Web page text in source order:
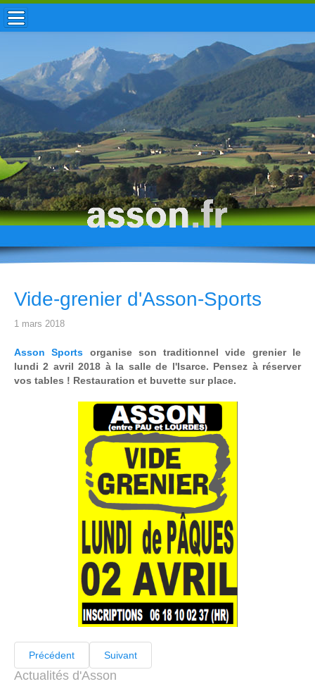
ACCUEIL / INFOS
MUNICIPALITÉ
VIE LOCALE
ENFANCE
TOURISME
HISTOIRE
Vide-grenier d'Asson-Sports
1 mars 2018
Asson Sports organise son traditionnel vide grenier le
lundi 2 avril 2018 à la salle de l'Isarce. Pensez à réserver
vos tables ! Restauration et buvette sur place.
Précédent Suivant
Actualités d'Asson